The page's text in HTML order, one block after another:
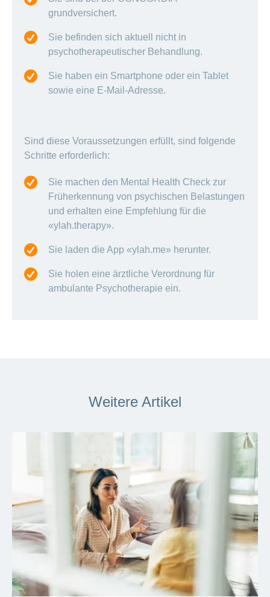
grundversichert.
Sie befinden sich aktuell nicht in
psychotherapeutischer Behandlung.
Sie haben ein Smartphone oder ein Tablet
sowie eine E-Mail-Adresse.
Sind diese Voraussetzungen erfüllt, sind folgende
Schritte erforderlich:
Sie machen den Mental Health Check zur
Früherkennung von psychischen Belastungen
und erhalten eine Empfehlung für die
«ylah.therapy».
Sie laden die App «ylah.me» herunter.
Sie holen eine ärztliche Verordnung für
ambulante Psychotherapie ein.
Weitere Artikel